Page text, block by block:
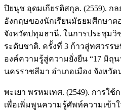
ปิยนุช อุดมเกียรติสกุล. (2559). ก
อังกฤษของนักเรียนมัธยมศึกษาต
จังหวัดปทุมธานี. ในการประชุมวิ
ระดับชาติ. ครั้งที่ 3 ก้าวสู่ทศวรร
องค์ความรู้สู่ความยั่งยืน “17 มิถุ
นครราชสีมา อำเภอเมือง จังหวัด
พะเยา พรหมเทศ. (2549). การใ
เพื่อเพิ่มพูนความรู้ศัพท์ความเข้า